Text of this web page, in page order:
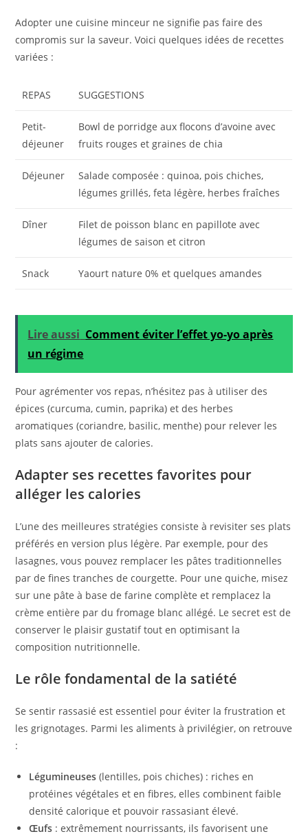
Adopter une cuisine minceur ne signifie pas faire des
compromis sur la saveur. Voici quelques idées de recettes
variées :
REPAS SUGGESTIONS
Petit-
déjeuner
Bowl de porridge aux flocons d’avoine avec
fruits rouges et graines de chia
Déjeuner
Salade composée : quinoa, pois chiches,
légumes grillés, feta légère, herbes fraîches
Dîner
Filet de poisson blanc en papillote avec
légumes de saison et citron
Snack Yaourt nature 0% et quelques amandes
Lire aussi Comment éviter l’effet yo-yo après
un régime
Pour agrémenter vos repas, n’hésitez pas à utiliser des
épices (curcuma, cumin, paprika) et des herbes
aromatiques (coriandre, basilic, menthe) pour relever les
plats sans ajouter de calories.
Adapter ses recettes favorites pour
alléger les calories
L’une des meilleures stratégies consiste à revisiter ses plats
préférés en version plus légère. Par exemple, pour des
lasagnes, vous pouvez remplacer les pâtes traditionnelles
par de fines tranches de courgette. Pour une quiche, misez
sur une pâte à base de farine complète et remplacez la
crème entière par du fromage blanc allégé. Le secret est de
conserver le plaisir gustatif tout en optimisant la
composition nutritionnelle.
Le rôle fondamental de la satiété
Se sentir rassasié est essentiel pour éviter la frustration et
les grignotages. Parmi les aliments à privilégier, on retrouve
:
Légumineuses (lentilles, pois chiches) : riches en
protéines végétales et en fibres, elles combinent faible
densité calorique et pouvoir rassasiant élevé.
Œufs : extrêmement nourrissants, ils favorisent une